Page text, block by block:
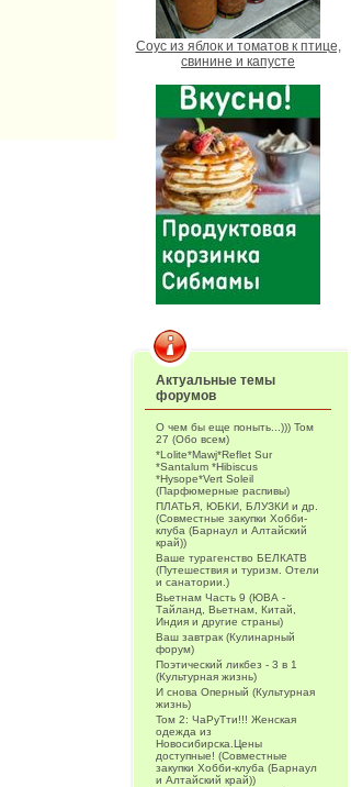
Соус из яблок и томатов к птице,
свинине и капусте
Актуальные темы
форумов
О чем бы еще поныть...))) Том
27 (Обо всем)
*Lolite*Mawj*Reflet Sur
*Santalum *Hibiscus
*Hysope*Vert Soleil
(Парфюмерные распивы)
ПЛАТЬЯ, ЮБКИ, БЛУЗКИ и др.
(Совместные закупки Хобби-
клуба (Барнаул и Алтайский
край))
Ваше турагенство БЕЛКАТВ
(Путешествия и туризм. Отели
и санатории.)
Вьетнам Часть 9 (ЮВА -
Тайланд, Вьетнам, Китай,
Индия и другие страны)
Ваш завтрак (Кулинарный
форум)
Поэтический ликбез - 3 в 1
(Культурная жизнь)
И снова Оперный (Культурная
жизнь)
Том 2: ЧаРуТти!!! Женская
одежда из
Новосибирска.Цены
доступные! (Совместные
закупки Хобби-клуба (Барнаул
и Алтайский край))